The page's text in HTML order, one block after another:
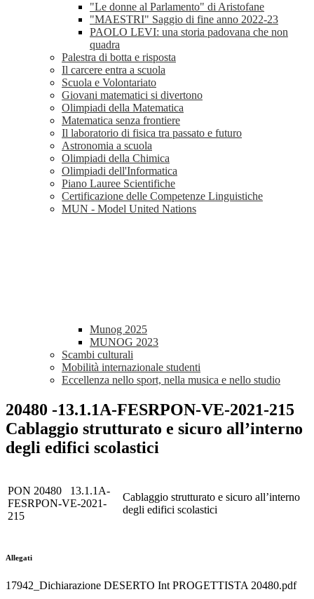
"Le donne al Parlamento" di Aristofane
"MAESTRI" Saggio di fine anno 2022-23
PAOLO LEVI: una storia padovana che non
quadra
Palestra di botta e risposta
Il carcere entra a scuola
Scuola e Volontariato
Giovani matematici si divertono
Olimpiadi della Matematica
Matematica senza frontiere
Il laboratorio di fisica tra passato e futuro
Astronomia a scuola
Olimpiadi della Chimica
Olimpiadi dell'Informatica
Piano Lauree Scientifiche
Certificazione delle Competenze Linguistiche
MUN - Model United Nations
Munog 2025
MUNOG 2023
Scambi culturali
Mobilità internazionale studenti
Eccellenza nello sport, nella musica e nello studio
20480 -13.1.1A-FESRPON-VE-2021-215
Cablaggio strutturato e sicuro all’interno
degli edifici scolastici
PON 20480 13.1.1A-
FESRPON-VE-2021-
215
Cablaggio strutturato e sicuro all’interno
degli edifici scolastici
Allegati
17942_Dichiarazione DESERTO Int PROGETTISTA 20480.pdf